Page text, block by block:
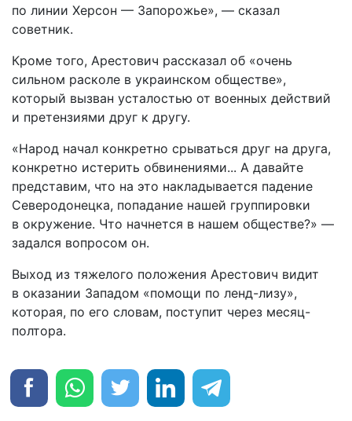
по линии Херсон — Запорожье», — сказал
советник.
Кроме того, Арестович рассказал об «очень
сильном расколе в украинском обществе»,
который вызван усталостью от военных действий
и претензиями друг к другу.
«Народ начал конкретно срываться друг на друга,
конкретно истерить обвинениями... А давайте
представим, что на это накладывается падение
Северодонецка, попадание нашей группировки
в окружение. Что начнется в нашем обществе?» —
задался вопросом он.
Выход из тяжелого положения Арестович видит
в оказании Западом «помощи по ленд-лизу»,
которая, по его словам, поступит через месяц-
полтора.